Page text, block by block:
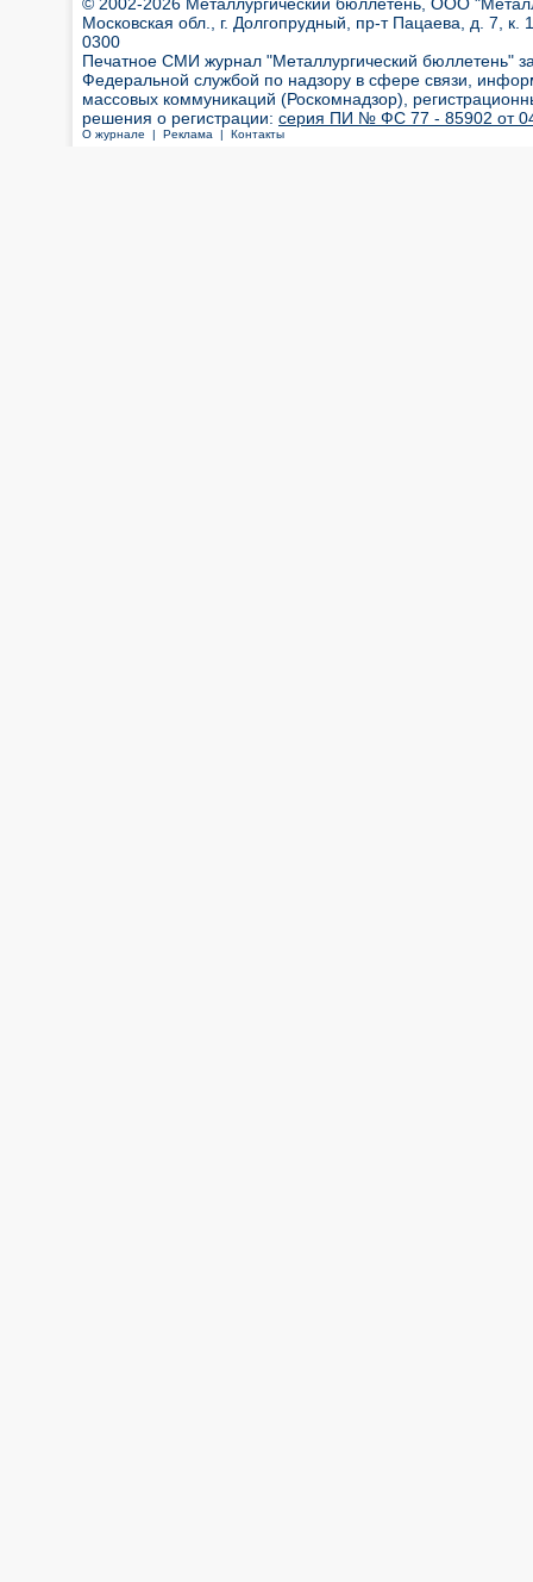
Московская обл., г. Долгопрудный, пр-т Пацаева, д. 7,
0300
Печатное СМИ журнал "Металлургический бюллетень"
Федеральной службой по надзору в сфере связи,
массовых коммуникаций (Роскомнадзор),
решения о регистрации: серия ПИ № ФС 77 - 85902 от 04
О журнале | Реклама | Контакты